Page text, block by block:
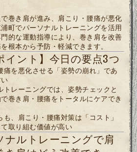
巻き肩が進み、肩こり・腰痛が悪化
町でパーソナルトレーニングを活用
的な運動指導により、巻き肩を改善
根本から予防・軽減できます。
イント】今日の要点3つ
痛を悪化させる「姿勢の崩れ」であ
トレーニングでは、姿勢チェックと
巻き肩・腰痛をトータルにケアでき
、肩こり・腰痛対策は「コスト」
取り組む価値が高い
ナルトレーニングで肩